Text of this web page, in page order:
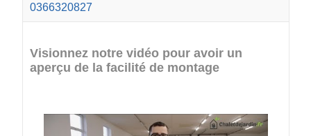
0366320827
Visionnez notre vidéo pour avoir un
aperçu de la facilité de montage